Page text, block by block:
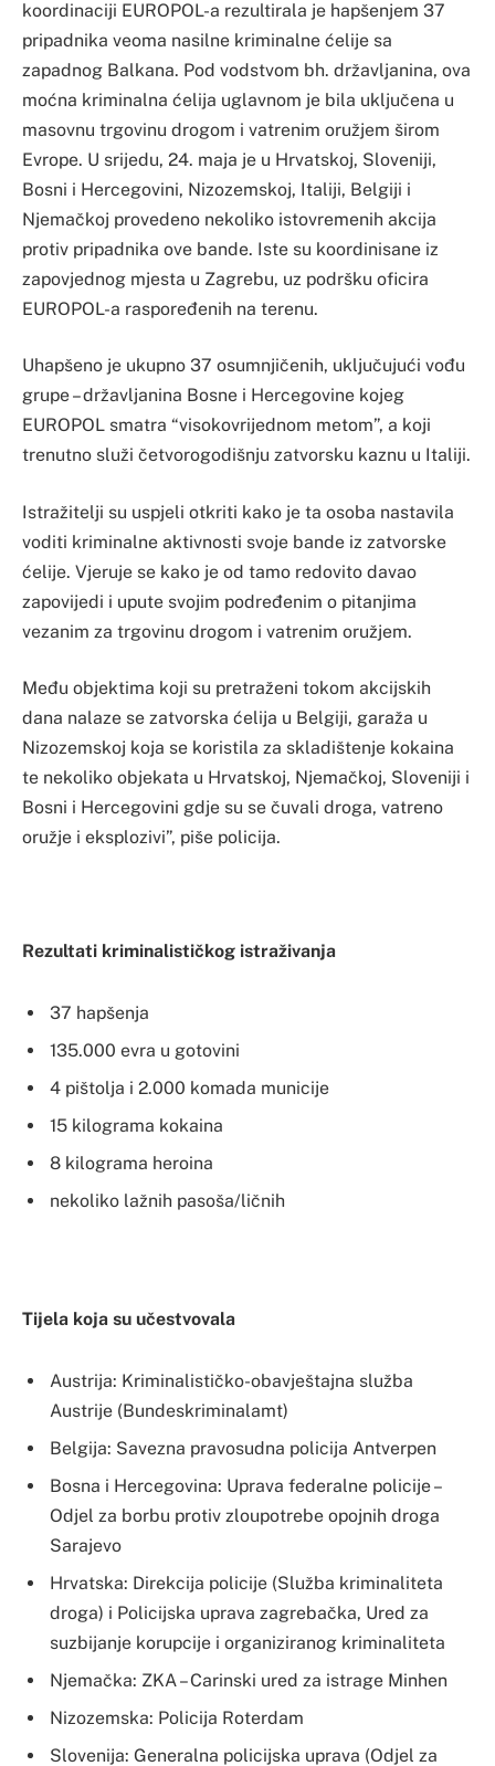
koordinaciji EUROPOL-a rezultirala je hapšenjem 37
pripadnika veoma nasilne kriminalne ćelije sa
zapadnog Balkana. Pod vodstvom bh. državljanina, ova
moćna kriminalna ćelija uglavnom je bila uključena u
masovnu trgovinu drogom i vatrenim oružjem širom
Evrope. U srijedu, 24. maja je u Hrvatskoj, Sloveniji,
Bosni i Hercegovini, Nizozemskoj, Italiji, Belgiji i
Njemačkoj provedeno nekoliko istovremenih akcija
protiv pripadnika ove bande. Iste su koordinisane iz
zapovjednog mjesta u Zagrebu, uz podršku oficira
EUROPOL-a raspoređenih na terenu.
Uhapšeno je ukupno 37 osumnjičenih, uključujući vođu
grupe – državljanina Bosne i Hercegovine kojeg
EUROPOL smatra “visokovrijednom metom”, a koji
trenutno služi četvorogodišnju zatvorsku kaznu u Italiji.
Istražitelji su uspjeli otkriti kako je ta osoba nastavila
voditi kriminalne aktivnosti svoje bande iz zatvorske
ćelije. Vjeruje se kako je od tamo redovito davao
zapovijedi i upute svojim podređenim o pitanjima
vezanim za trgovinu drogom i vatrenim oružjem.
Među objektima koji su pretraženi tokom akcijskih
dana nalaze se zatvorska ćelija u Belgiji, garaža u
Nizozemskoj koja se koristila za skladištenje kokaina
te nekoliko objekata u Hrvatskoj, Njemačkoj, Sloveniji i
Bosni i Hercegovini gdje su se čuvali droga, vatreno
oružje i eksplozivi”, piše policija.
Rezultati kriminalističkog istraživanja
37 hapšenja
135.000 evra u gotovini
4 pištolja i 2.000 komada municije
15 kilograma kokaina
8 kilograma heroina
nekoliko lažnih pasoša/ličnih
Tijela koja su učestvovala
Austrija: Kriminalističko-obavještajna služba
Austrije (Bundeskriminalamt)
Belgija: Savezna pravosudna policija Antverpen
Bosna i Hercegovina: Uprava federalne policije –
Odjel za borbu protiv zloupotrebe opojnih droga
Sarajevo
Hrvatska: Direkcija policije (Služba kriminaliteta
droga) i Policijska uprava zagrebačka, Ured za
suzbijanje korupcije i organiziranog kriminaliteta
Njemačka: ZKA – Carinski ured za istrage Minhen
Nizozemska: Policija Roterdam
Slovenija: Generalna policijska uprava (Odjel za